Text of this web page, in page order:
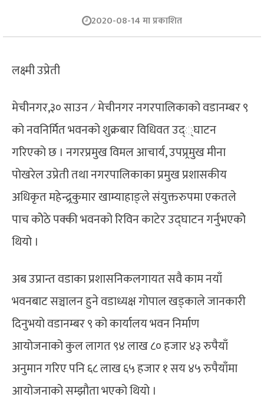
2020-08-14 मा प्रकाशित
लक्ष्मी उप्रेती
मेचीनगर,३० साउन ⁄ मेचीनगर नगरपालिकाको वडानम्बर ९
को नवनिर्मित भवनको शुक्रबार विधिवत उद््घाटन
गरिएको छ । नगरप्रमुख विमल आचार्य, उपप्र्रमुख मीना
पोखरेल उप्रेती तथा नगरपालिकाका प्रमुख प्रशासकीय
अधिकृत महेन्द्र्रकुमार खाम्याहाङ्ले संयुक्तरुपमा एकतले
पाच कोेठे पक्की भवनको रिविन काटेर उद्घाटन गर्नुभएकोे
थियो ।
अब उप्रान्त वडाका प्रशासनिकलगायत सवै काम नयाँ
भवनबाट सञ्चालन हुने वडाध्यक्ष गोपाल खड्काले जानकारी
दिनुभयो वडानम्बर ९ को कार्यालय भवन निर्माण
आयोजनाको कुल लागत ९४ लाख ८० हजार ४३ रुपैयाँ
अनुमान गरिए पनि ६८ लाख ६५ हजार १ सय ४५ रुपैयाँमा
आयोजनाको सम्झौता भएको थियो ।